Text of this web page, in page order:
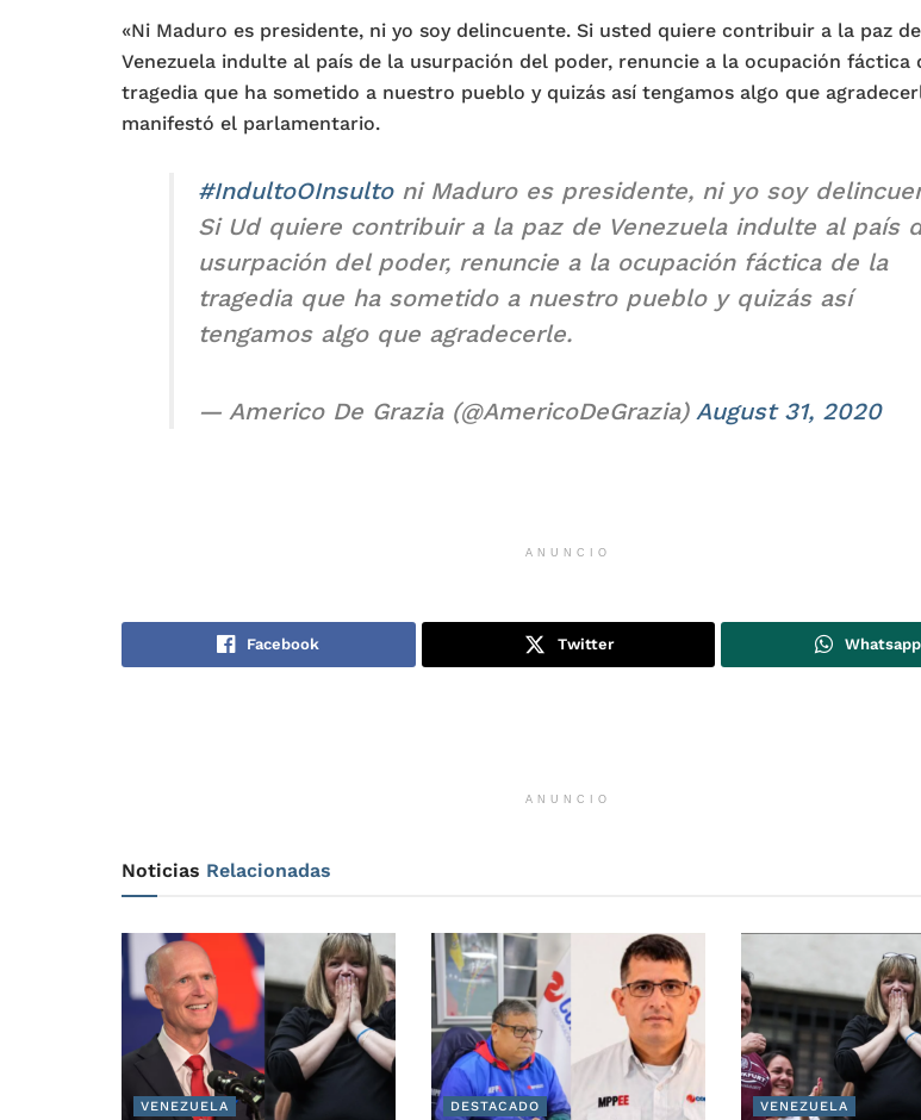
«Ni Maduro es presidente, ni yo soy delincuente. Si usted quiere contribuir a la paz de
Venezuela indulte al país de la usurpación del poder, renuncie a la ocupación fáctica
tragedia que ha sometido a nuestro pueblo y quizás así tengamos algo que
manifestó el parlamentario.
#IndultoOInsultoni Maduro es presidente, ni yo soy
Si Ud quiere contribuir a la paz de Venezuela indulte al país
usurpación del poder, renuncie a la ocupación fáctica de la
tragedia que ha sometido a nuestro pueblo y quizás así
tengamos algo que agradecerle.
— Americo De Grazia (@AmericoDeGrazia) August 31, 2020
ANUNCIO
Facebook Twitter Whatsapp
ANUNCIO
Noticias Relacionadas
VENEZUELA DESTACADO VENEZUELA